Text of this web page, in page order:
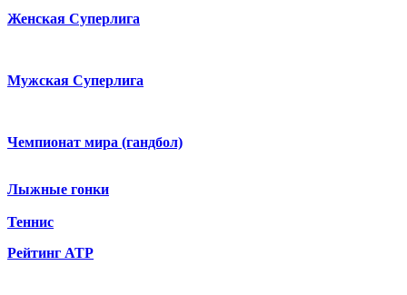
Женская Суперлига
Мужская Суперлига
Чемпионат мира (гандбол)
Лыжные гонки
Теннис
Рейтинг ATP